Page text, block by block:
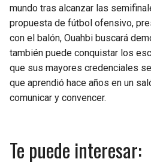
mundo tras alcanzar las
propuesta de fútbol ofensivo,
con el balón, Ouahbi buscará
también puede conquistar los
que sus mayores credenciales
que aprendió hace años en un
comunicar y convencer.
Te puede interesar: